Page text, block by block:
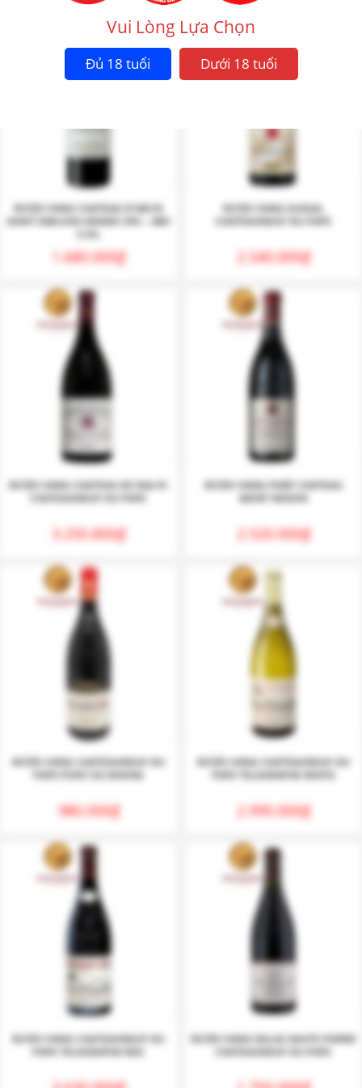
Vui Lòng Lựa Chọn
Đủ 18 tuổi Dưới 18 tuổi
RƯỢU VANG CHATEAU D’ARCIE
SAINT EMILION GRAND CRU – ABV
1.680.000₫
RƯỢU VANG GUIGAL
2.540.000₫
RƯỢU VANG CHATEAU DE NALYS
3.250.800₫
RƯỢU VANG PHÁP CHATEAU
2.520.000₫
RƯỢU VANG CHATEAUNEUF DU
980.000₫
RƯỢU VANG CHATEAUNEUF DU
2.990.000₫
RƯỢU VANG CHATEAUNEUF DU
RƯỢU VANG DELAS HAUTE PIERRE